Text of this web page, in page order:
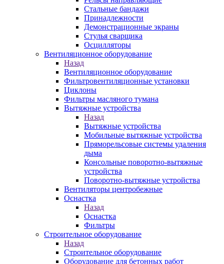
Стальные бандажи
Принадлежности
Демонстрационные экраны
Стулья сварщика
Осцилляторы
Вентиляционное оборудование
Назад
Вентиляционное оборудование
Фильтровентиляционные установки
Циклоны
Фильтры масляного тумана
Вытяжные устройства
Назад
Вытяжные устройства
Мобильные вытяжные устройства
Пряморельсовые системы удаления
дыма
Консольные поворотно-вытяжные
устройства
Поворотно-вытяжные устройства
Вентиляторы центробежные
Оснастка
Назад
Оснастка
Фильтры
Строительное оборудование
Назад
Строительное оборудование
Оборудование для бетонных работ